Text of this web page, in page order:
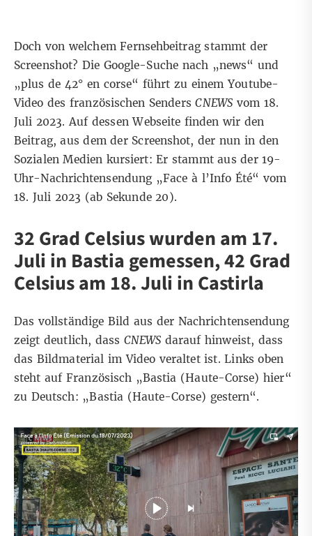
Doch von welchem Fernsehbeitrag stammt der
Screenshot? Die Google-Suchenach „news“ und
„plus de 42° en corse“ führt zu einemYoutube-
Video des französischen SendersCNEWS vom 18.
Juli 2023. Auf dessenWebseite finden wir den
Beitrag, aus dem der Screenshot, der nun in den
Sozialen Medien kursiert: Er stammt aus der 19-
Uhr-Nachrichtensendung „Face à l’Info Été“ vom
18. Juli 2023 (ab Sekunde 20).
32 Grad Celsius wurden am 17.
Juli in Bastia gemessen, 42 Grad
Celsius am 18. Juli in Castirla
Das vollständige Bild aus der Nachrichtensendung
zeigt deutlich, dass CNEWS darauf hinweist, dass
das Bildmaterial im Video veraltet ist. Links oben
steht auf Französisch „Bastia (Haute-Corse) hier“
zu Deutsch: „Bastia (Haute-Corse) gestern“.